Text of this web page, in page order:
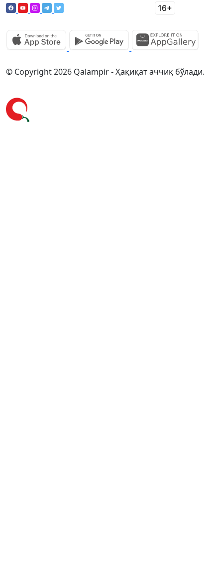
© Copyright 2026 Qalampir - Ҳақиқат аччиқ бўлади.